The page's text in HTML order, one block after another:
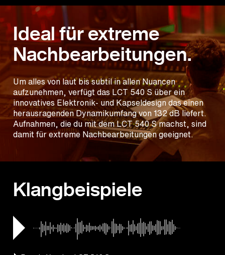
Ideal für extreme
Nachbearbeitungen.
Um alles von laut bis subtil in allen Nuancen
aufzunehmen, verfügt das LCT 540 S über ein
innovatives Elektronik- und Kapseldesign das einen
herausragenden Dynamikumfang von 132 dB liefert.
Aufnahmen, die du mit dem LCT 540 S machst, sind
damit für extreme Nachbearbeitungen geeignet.
Klangbeispiele